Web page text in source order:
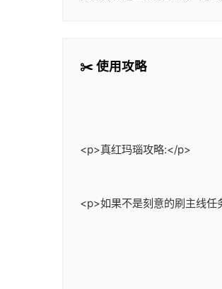
✂️ 使用攻略
<p>真红玛瑙攻略:</p>
<p>如果不是刻意的刷主线任